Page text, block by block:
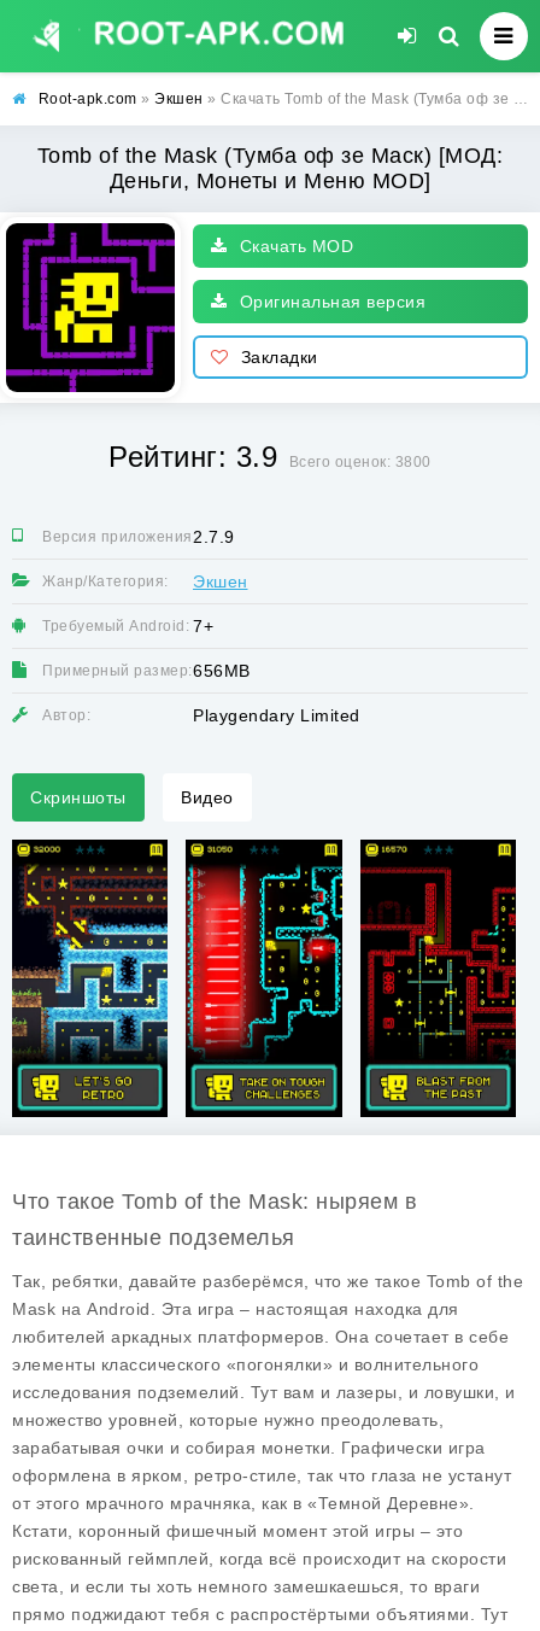
Root-apk.com » Экшен » Скачать Tomb of the Mask (Тумба оф зе Маск) [МОД: Деньги, Монеты и Меню MOD] | Взлом Tomb of the Mask на Андроид
Tomb of the Mask (Тумба оф зе Маск) [МОД:
Деньги, Монеты и Меню MOD]
Скачать MOD
Оригинальная версия
Закладки
Рейтинг: 3.9 Всего оценок: 3800
Версия приложения:2.7.9
Жанр/Категория: Экшен
Требуемый Android: 7+
Примерный размер:656MB
Автор: Playgendary Limited
Скриншоты Видео
Что такое Tomb of the Mask: ныряем в
таинственные подземелья
Так, ребятки, давайте разберёмся, что же такое Tomb of the
Mask на Android. Эта игра – настоящая находка для
любителей аркадных платформеров. Она сочетает в себе
элементы классического «погонялки» и волнительного
исследования подземелий. Тут вам и лазеры, и ловушки, и
множество уровней, которые нужно преодолевать,
зарабатывая очки и собирая монетки. Графически игра
оформлена в ярком, ретро-стиле, так что глаза не устанут
от этого мрачного мрачняка, как в «Темной Деревне».
Кстати, коронный фишечный момент этой игры – это
рискованный геймплей, когда всё происходит на скорости
света, и если ты хоть немного замешкаешься, то враги
прямо поджидают тебя с распростёртыми объятиями. Тут